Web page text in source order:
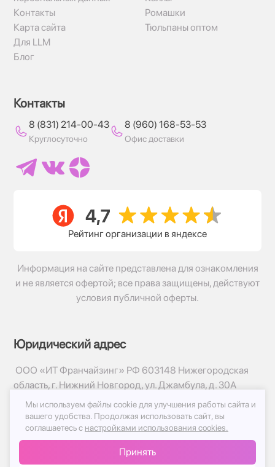
Контакты
Карта сайта
Для LLM
Блог
Ромашки
Тюльпаны оптом
Контакты
8 (831) 214-00-43
Круглосуточно
8 (960) 168-53-53
Офис доставки
Рейтинг организации в яндексе
Информация на сайте представлена для ознакомления
и не является офертой; все права защищены, действуют
условия публичной оферты.
Юридический адрес
ООО «ИТ Франчайзинг» РФ 603148 Нижегородская
область, г. Нижний Новгород, ул. Джамбула, д. 30А
© 2017-2026г, База Цветов 24.ру
Политика конфиденциальности
Публичная оферта
Мы используем файлы cookie для улучшения работы сайта и
вашего удобства. Продолжая использовать сайт, вы
соглашаетесь с настройками использования cookies.
Принять